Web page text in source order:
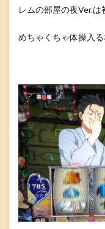
レムの部屋の夜Ver.は
めちゃくちゃ体操入る